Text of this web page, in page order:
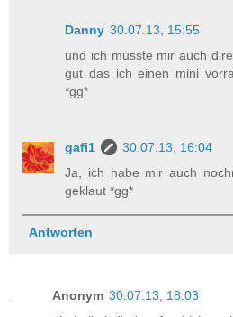
Danny 30.07.13, 15:55
und ich musste mir auch
gut das ich einen mini
*gg*
gafi1
30.07.13, 16:04
Ja, ich habe mir auch
geklaut *gg*
Antworten
Anonym 30.07.13, 18:03